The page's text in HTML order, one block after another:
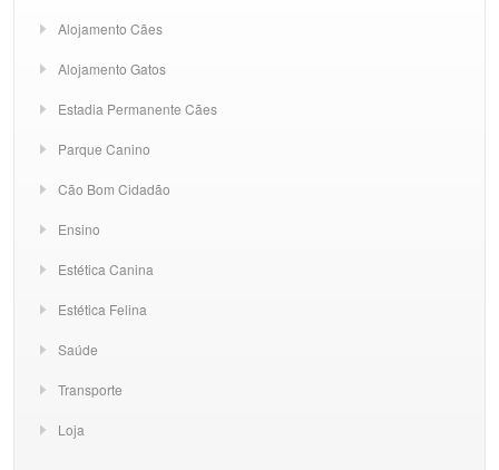
Alojamento Cães
Alojamento Gatos
Estadia Permanente Cães
Parque Canino
Cão Bom Cidadão
Ensino
Estética Canina
Estética Felina
Saúde
Transporte
Loja